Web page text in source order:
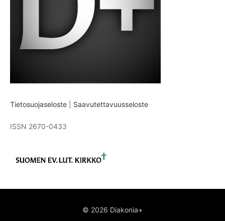
Tietosuojaseloste Saavutettavuusseloste
ISSN 2670-0433
© 2026 Diakonia+